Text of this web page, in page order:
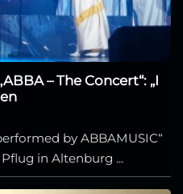
– The Concert“: „I
by ABBAMUSIC“
Pflug in Altenburg ...